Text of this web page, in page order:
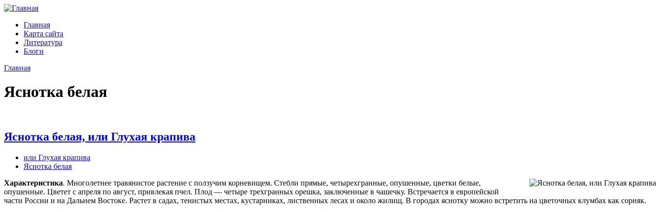
Главная
Карта сайта
Литература
Блоги
Главная
Яснотка белая
Яснотка белая, или Глухая крапива
или Глухая крапива
Яснотка белая
Характеристика. Многолетнее травянистое растение с ползучим корневищем. Стебли прямые, четырехгранные, опушенные, цветки белые,
опушенные. Цветет с апреля по август, привлекая пчел. Плод — четыре трехгранных орешка, заключенные в чашечку. Встречается в европейской
части России и на Дальнем Востоке. Растет в садах, тенистых местах, кустарниках, лиственных лесах и около жилищ. В городах яснотку можно встретить на цветочных клумбах как сорняк.